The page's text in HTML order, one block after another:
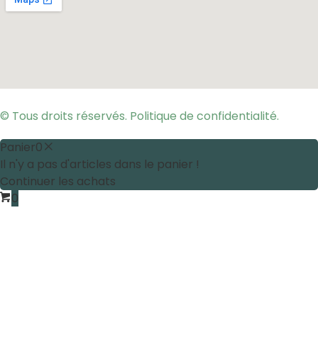
© Tous droits réservés. Politique de confidentialité.
Panier0
Il n'y a pas d'articles dans le panier !
Continuer les achats
0